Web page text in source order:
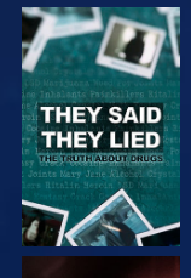
צפה